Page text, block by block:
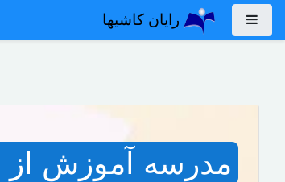
پرش به محتوای اصلی
پنل کناری رایان کاشیها
مدرسه آموزش از